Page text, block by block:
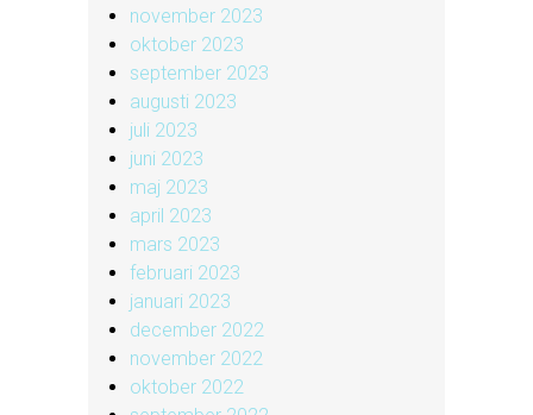
november 2023
oktober 2023
september 2023
augusti 2023
juli 2023
juni 2023
maj 2023
april 2023
mars 2023
februari 2023
januari 2023
december 2022
november 2022
oktober 2022